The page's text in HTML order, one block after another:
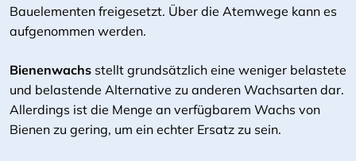
Bauelementen freigesetzt. Über die Atemwege kann es
aufgenommen werden.
Bienenwachs stellt grundsätzlich eine weniger belastete
und belastende Alternative zu anderen Wachsarten dar.
Allerdings ist die Menge an verfügbarem Wachs von
Bienen zu gering, um ein echter Ersatz zu sein.